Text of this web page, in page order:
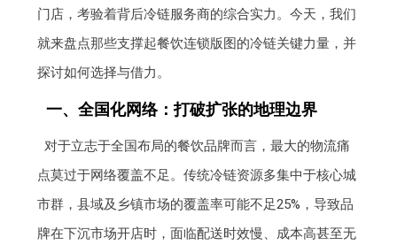
门店，考验着背后冷链服务商的综合实力。今天，我们
就来盘点那些支撑起餐饮连锁版图的冷链关键力量，并
探讨如何选择与借力。
一、全国化网络：打破扩张的地理边界
对于立志于全国布局的餐饮品牌而言，最大的物流痛
点莫过于网络覆盖不足。传统冷链资源多集中于核心城
市群，县域及乡镇市场的覆盖率可能不足25%，导致品
牌在下沉市场开店时，面临配送时效慢、成本高甚至无